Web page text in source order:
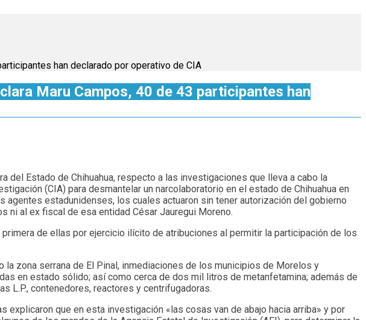
han declarado por operativo de CIA
Maru Campos, 40 de 43 participantes han
del Estado de Chihuahua, respecto a las investigaciones que lleva a cabo la
(CIA) para desmantelar un narcolaboratorio en el estado de Chihuahua en
estadunidenses, los cuales actuaron sin tener autorización del gobierno
ni al ex fiscal de esa entidad César Jauregui Moreno.
de ellas por ejercicio ilícito de atribuciones al permitir la participación de los
zona serrana de El Pinal, inmediaciones de los municipios de Morelos y
en estado sólido; así como cerca de dos mil litros de metanfetamina; además de
L.P., contenedores, reactores y centrifugadoras.
explicaron que en esta investigación «las cosas van de abajo hacia arriba» y por